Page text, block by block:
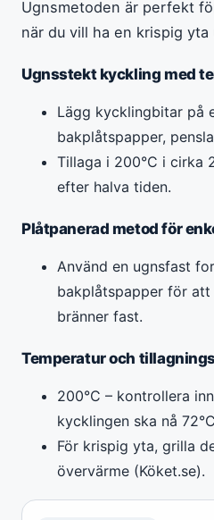
Ugnsmetoden är perfekt
när du vill ha en krispig
Ugnsstekt kyckling med
Lägg kycklingbitar på
bakplåtspapper,
Tillaga i 200°C i cirka
efter halva tiden.
Plåtpanerad metod för
Använd en ugnsfast
bakplåtspapper för
bränner fast.
Temperatur och
200°C – kontrollera
kycklingen ska nå
För krispig yta, grilla
övervärme (Köket.se).